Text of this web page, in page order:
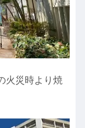
火災時より焼